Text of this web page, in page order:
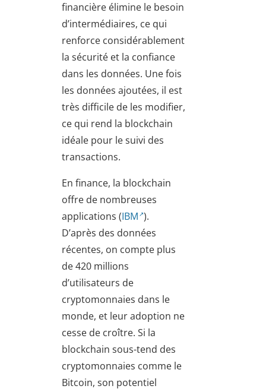
financière élimine le besoin
d’intermédiaires, ce qui
renforce considérablement
la sécurité et la confiance
dans les données. Une fois
les données ajoutées, il est
très difficile de les modifier,
ce qui rend la blockchain
idéale pour le suivi des
transactions.
En finance, la blockchain
offre de nombreuses
applications (IBM ).
D’après des données
récentes, on compte plus
de 420 millions
d’utilisateurs de
cryptomonnaies dans le
monde, et leur adoption ne
cesse de croître. Si la
blockchain sous-tend des
cryptomonnaies comme le
Bitcoin, son potentiel